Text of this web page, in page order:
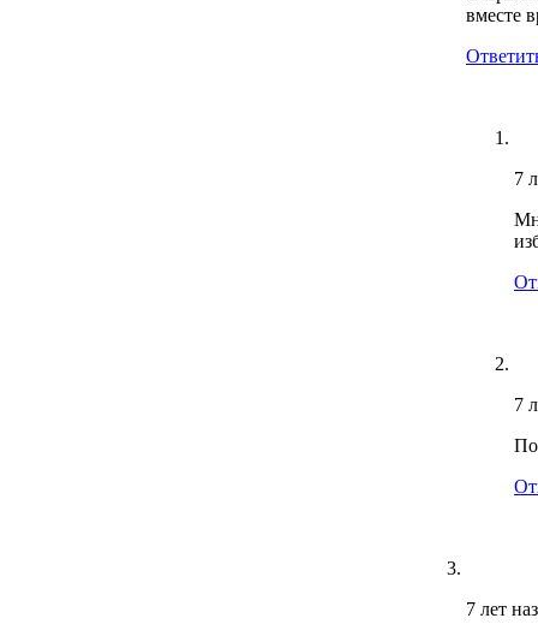
вместе
7
7
По
7 лет